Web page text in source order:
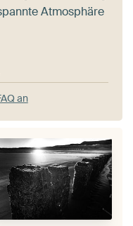
Atmosphäre
an